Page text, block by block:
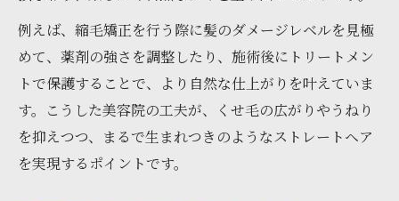
例えば、縮毛矯正を行う際に髪のダメージレベルを見極
めて、薬剤の強さを調整したり、施術後にトリートメン
トで保護することで、より自然な仕上がりを叶えていま
す。こうした美容院の工夫が、くせ毛の広がりやうねり
を抑えつつ、まるで生まれつきのようなストレートヘア
を実現するポイントです。